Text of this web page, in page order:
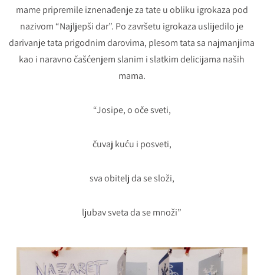
mame pripremile iznenađenje za tate u obliku igrokaza pod
nazivom “Najljepši dar”. Po završetu igrokaza uslijedilo je
darivanje tata prigodnim darovima, plesom tata sa najmanjima
kao i naravno čašćenjem slanim i slatkim delicijama naših
mama.
“Josipe, o oče sveti,
čuvaj kuću i posveti,
sva obitelj da se složi,
ljubav sveta da se množi”